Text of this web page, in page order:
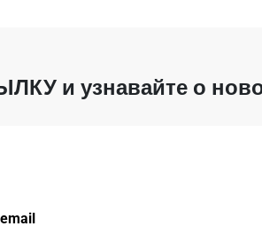
и узнавайте о